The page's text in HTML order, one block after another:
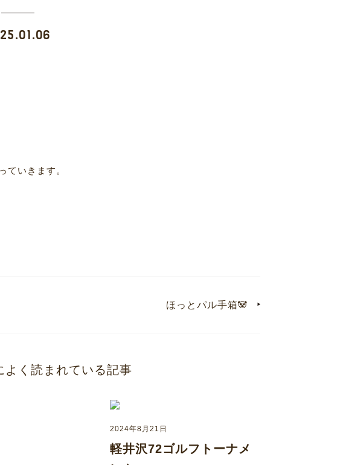
ていきます。
ほっとパル手箱🐼
よく読まれている記事
2024年8月21日
軽井沢72ゴルフトーナメ